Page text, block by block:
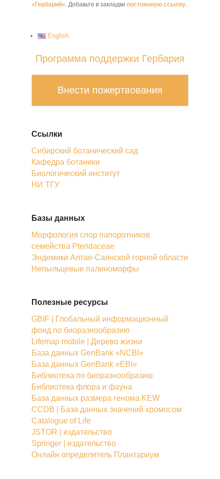
«Гербарий». Добавьте в закладки постоянную ссылку.
English
Программа поддержки Гербария
Внести пожертвования
Ссылки
Сибирский ботанический сад
Кафедра ботаники
Биологический институт
НИ ТГУ
Базы данных
Морфология спор папоротников
семейства Pteridaceae
Эндемики Алтае-Саянской горной области
Непыльцевые палиноморфы
Полезные ресурсы
GBIF | Глобальный информационный
фонд по биоразнообразию
Lifemap mobile | Дерево жизни
База данных GenBank «NCBI»
База данных GenBank «EBI»
Библиотека по биоразнообразию
Библиотека флора и фауна
База данных размера генома KEW
CCDB | База данных значений хромосом
Catalogue of Life
JSTOR | издательство
Springer | издательство
Онлайн определитель Плантариум